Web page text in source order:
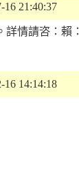
16 21:40:37
情請咨：賴：
16 14:14:18